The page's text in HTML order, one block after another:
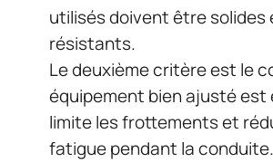
utilisés doivent être solides
résistants.
Le deuxième critère est le
équipement bien ajusté est
limite les frottements et
fatigue pendant la